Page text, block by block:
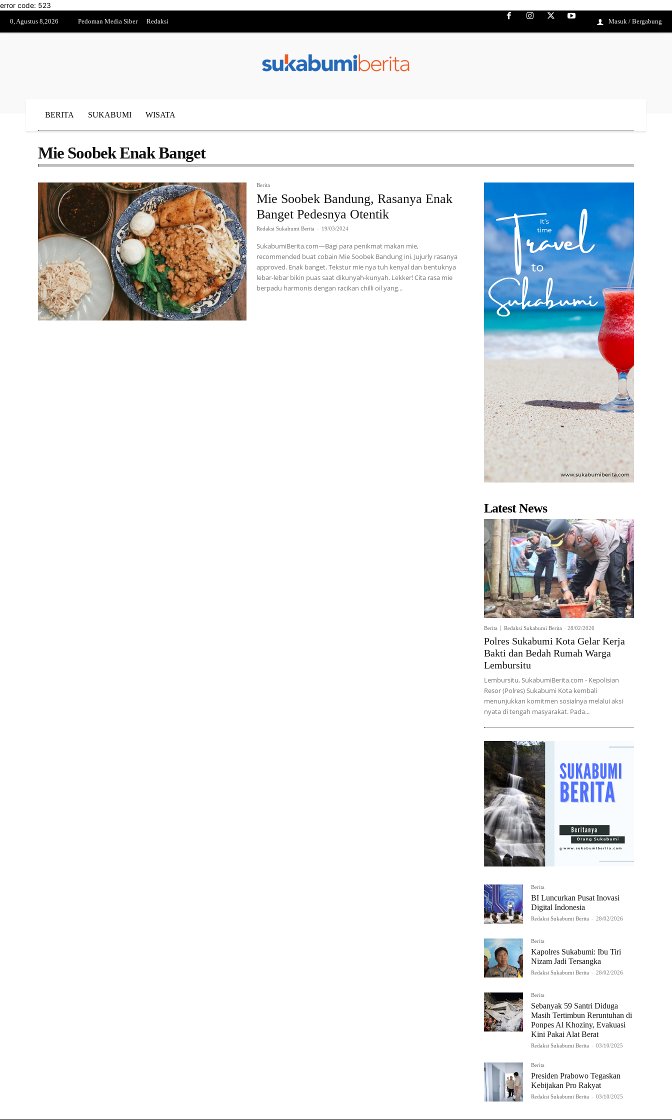
error code: 523
0, Agustus 8,2026 Pedoman Media Siber Redaksi Masuk / Bergabung
BERITA SUKABUMI WISATA
Mie Soobek Enak Banget
Berita
Mie Soobek Bandung, Rasanya Enak
Banget Pedesnya Otentik
Redaksi Sukabumi Berita - 19/03/2024
SukabumiBerita.com—Bagi para penikmat makan mie,
recommended buat cobain Mie Soobek Bandung ini. Jujurly rasanya
approved. Enak banget. Tekstur mie nya tuh kenyal dan bentuknya
lebar-lebar bikin puas saat dikunyah-kunyah. Lekker! Cita rasa mie
berpadu harmonis dengan racikan chilli oil yang...
Latest News
Berita Redaksi Sukabumi Berita - 28/02/2026
Polres Sukabumi Kota Gelar Kerja
Bakti dan Bedah Rumah Warga
Lembursitu
Lembursitu, SukabumiBerita.com - Kepolisian
Resor (Polres) Sukabumi Kota kembali
menunjukkan komitmen sosialnya melalui aksi
nyata di tengah masyarakat. Pada...
Berita
BI Luncurkan Pusat Inovasi
Digital Indonesia
Redaksi Sukabumi Berita - 28/02/2026
Berita
Kapolres Sukabumi: Ibu Tiri
Nizam Jadi Tersangka
Redaksi Sukabumi Berita - 28/02/2026
Berita
Sebanyak 59 Santri Diduga
Masih Tertimbun Reruntuhan di
Ponpes Al Khoziny, Evakuasi
Kini Pakai Alat Berat
Redaksi Sukabumi Berita - 03/10/2025
Berita
Presiden Prabowo Tegaskan
Kebijakan Pro Rakyat
Redaksi Sukabumi Berita - 03/10/2025